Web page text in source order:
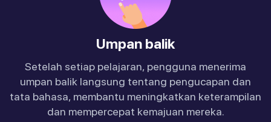
Umpan balik
Setelah setiap pelajaran, pengguna menerima
umpan balik langsung tentang pengucapan dan
tata bahasa, membantu meningkatkan keterampilan
dan mempercepat kemajuan mereka.